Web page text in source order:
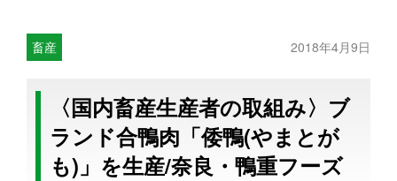
畜産 2018年4月9日
〈国内畜産生産者の取組み〉ブ
ランド合鴨肉「倭鴨(やまとが
も)」を生産/奈良・鴨重フーズ